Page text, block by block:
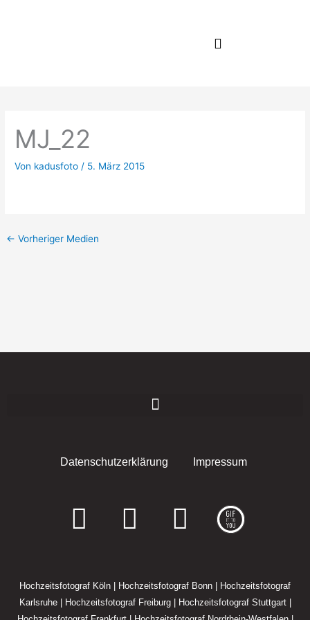
MJ_22
Von kadusfoto / 5. März 2015
← Vorheriger Medien
Datenschutzerklärung Impressum
F
c
e
I
s
t
E
v
e
Hochzeitsfotograf Köln Hochzeitsfotograf Bonn
Hochzeitsfotograf
Karlsruhe| Hochzeitsfotograf Freiburg| Hochzeitsfotograf Stuttgart|